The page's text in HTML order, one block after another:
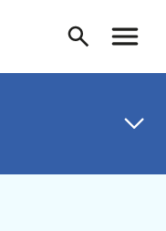
Recherche
Menu